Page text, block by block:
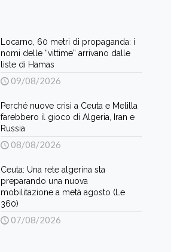
Locarno, 60 metri di propaganda: i
nomi delle “vittime” arrivano dalle
liste di Hamas
09/08/2026
Perché nuove crisi a Ceuta e Melilla
farebbero il gioco di Algeria, Iran e
Russia
08/08/2026
Ceuta: Una rete algerina sta
preparando una nuova
mobilitazione a metà agosto (Le
360)
07/08/2026